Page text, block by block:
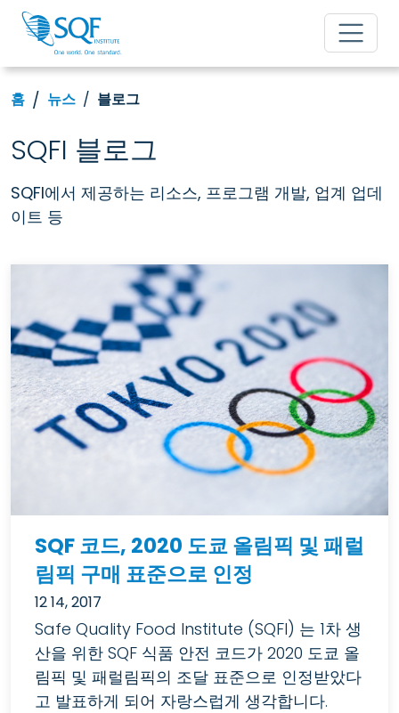
홈 뉴스 블로그
SQFI 블로그
SQFI에서 제공하는 리소스, 프로그램 개발, 업계 업데
이트 등
SQF 코드, 2020 도쿄 올림픽 및 패럴
림픽 구매 표준으로 인정
12 14, 2017
Safe Quality Food Institute (SQFI) 는 1차 생
산을 위한 SQF 식품 안전 코드가 2020 도쿄 올
림픽 및 패럴림픽의 조달 표준으로 인정받았다
고 발표하게 되어 자랑스럽게 생각합니다.